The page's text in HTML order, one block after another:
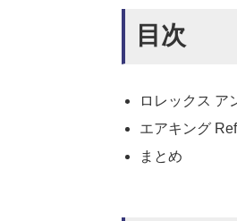
目次
ロレックス ア
エアキング
まとめ